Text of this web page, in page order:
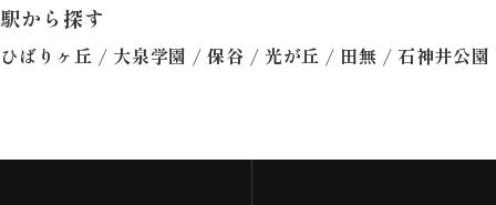
駅から探す
ひばりヶ丘 / 大泉学園 / 保谷 / 光が丘 / 田無 / 石神井公園